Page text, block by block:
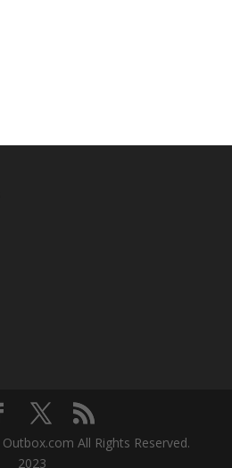
All Rights Reserved.
2023